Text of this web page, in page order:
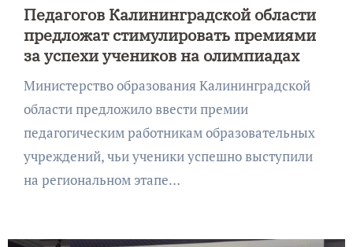
Педагогов Калининградской области
предложат стимулировать премиями
за успехи учеников на олимпиадах
Министерство образования Калининградской
области предложило ввести премии
педагогическим работникам образовательных
учреждений, чьи ученики успешно выступили
на региональном этапе…